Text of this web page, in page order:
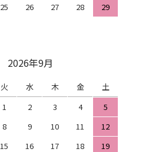
25 26 27 28
29
2026年9月
火 水 木 金
土
1
2 3 4
5
8 9 10 11
12
15 16 17 18
19